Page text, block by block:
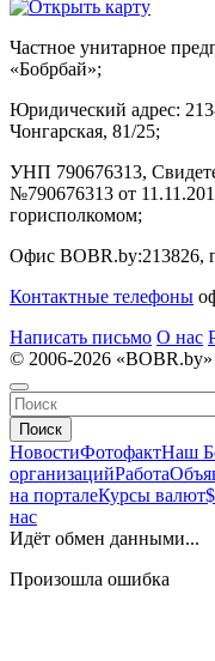
Частное унитарное
«Бобрбай»;
Юридический адрес:
Чонгарская, 81/25;
УНП 790676313,
№790676313 от
горисполкомом;
Офис BOBR.by:213826,
Контактные телефоны
Написать письмо О нас
© 2006-2026 «BOBR.by»
Поиск
НовостиФотофактНаш
организацийРабота
на порталеКурсы валют
нас
Идёт обмен данными...
Произошла ошибка